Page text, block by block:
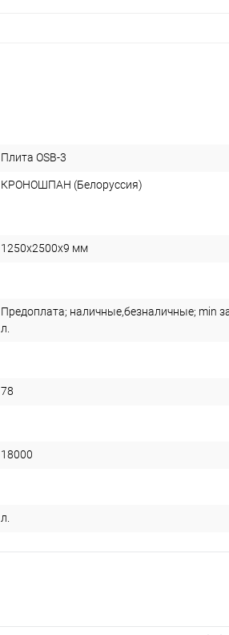
Плита OSB-3
КРОНОШПАН (Белоруссия)
1250х2500х9 мм
Предоплата; наличные,безналичные; min
л.
78
18000
л.